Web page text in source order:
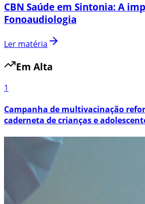
CBN Saúde em Sintonia: A
Fonoaudiologia
Ler matéria
Em Alta
1
Campanha de multivacinação
caderneta de crianças e